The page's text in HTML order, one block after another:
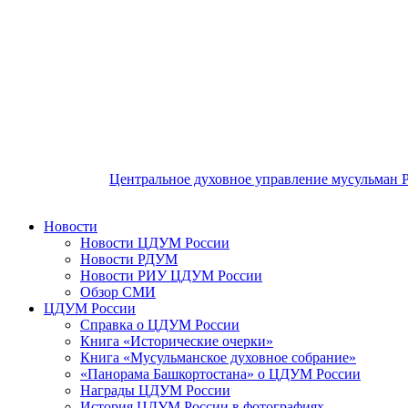
Центральное духовное управление мусульман
Новости
Новости ЦДУМ России
Новости РДУМ
Новости РИУ ЦДУМ России
Обзор СМИ
ЦДУМ России
Справка о ЦДУМ России
Книга «Исторические очерки»
Книга «Мусульманское духовное собрание»
«Панорама Башкортостана» о ЦДУМ России
Награды ЦДУМ России